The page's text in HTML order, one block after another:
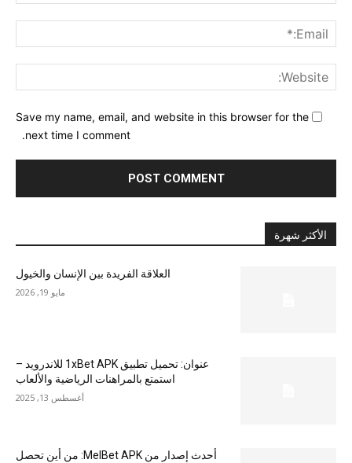
Save my name, email, and website in this browser for the
next time I comment.
الأكثر شهرة
العلاقة الفريدة بين الإنسان والخيول
مايو 19, 2026
عنوان: تحميل تطبيق 1xBet APK للاندرويد –
استمتع بالمراهنات الرياضية والألعاب
أغسطس 13, 2025
أحدث إصدار من MelBet APK: من أين تحصل